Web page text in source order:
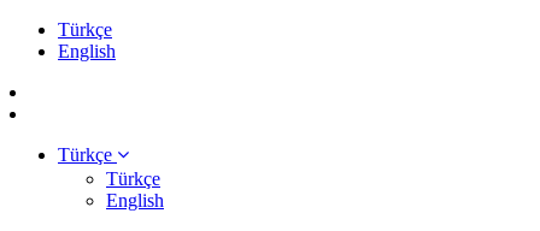
Türkçe
English
Türkçe
Türkçe
English